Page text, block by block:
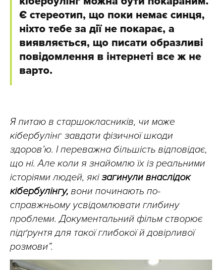
Є стереотип, що поки немає синця,
ніхто тебе за дії не покарає, а
виявляється, що писати образливі
повідомлення в інтернеті все ж не
варто.
Я питаю в старшокласників, чи може
кібербулінг завдати фізичної шкоди
здоровʼю. І переважна більшість відповідає,
що ні. Але коли я знайомлю їх із реальними
історіями людей, якізагинули внаслідок
кібербулінгу, вони починають по-
справжньому усвідомлювати глибину
проблеми. Документальний фільм створює
підґрунтя для такої глибокої й довірливої
розмови”.